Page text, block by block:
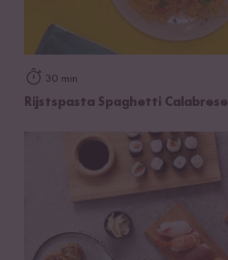
30 min
Rijstspasta Spaghetti Calabrese